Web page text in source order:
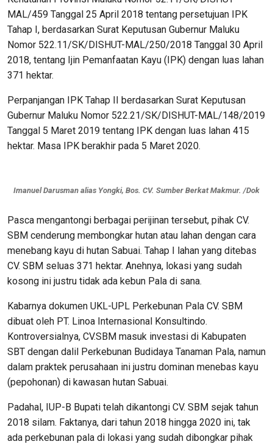
MAL/459 Tanggal 25 April 2018 tentang persetujuan IPK
Tahap I, berdasarkan Surat Keputusan Gubernur Maluku
Nomor 522.11/SK/DISHUT-MAL/250/2018 Tanggal 30 April
2018, tentang Ijin Pemanfaatan Kayu (IPK) dengan luas lahan
371 hektar.
Perpanjangan IPK Tahap II berdasarkan Surat Keputusan
Gubernur Maluku Nomor 522.21/SK/DISHUT-MAL/148/2019
Tanggal 5 Maret 2019 tentang IPK dengan luas lahan 415
hektar. Masa IPK berakhir pada 5 Maret 2020.
Imanuel Darusman alias Yongki, Bos. CV. Sumber Berkat Makmur. /Dok
Pasca mengantongi berbagai perijinan tersebut, pihak CV.
SBM cenderung membongkar hutan atau lahan dengan cara
menebang kayu di hutan Sabuai. Tahap I lahan yang ditebas
CV. SBM seluas 371 hektar. Anehnya, lokasi yang sudah
kosong ini justru tidak ada kebun Pala di sana.
Kabarnya dokumen UKL-UPL Perkebunan Pala CV. SBM
dibuat oleh PT. Linoa Internasional Konsultindo.
Kontroversialnya, CV.SBM masuk investasi di Kabupaten
SBT dengan dalil Perkebunan Budidaya Tanaman Pala, namun
dalam praktek perusahaan ini justru dominan menebas kayu
(pepohonan) di kawasan hutan Sabuai.
Padahal, IUP-B Bupati telah dikantongi CV. SBM sejak tahun
2018 silam. Faktanya, dari tahun 2018 hingga 2020 ini, tak
ada perkebunan pala di lokasi yang sudah dibongkar pihak